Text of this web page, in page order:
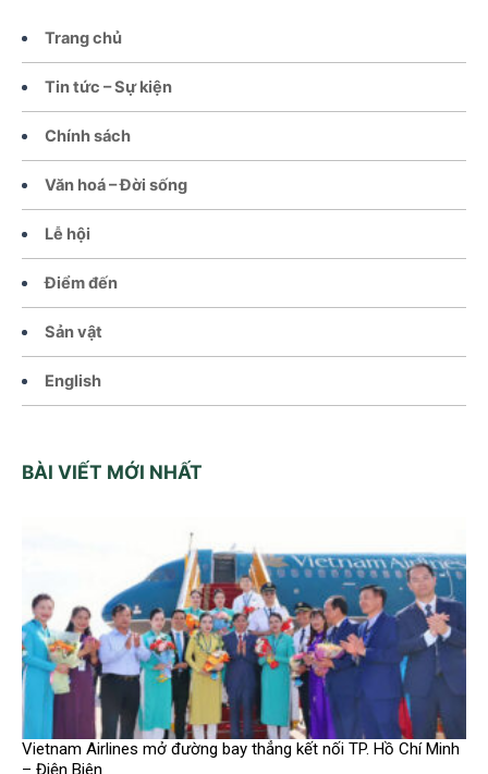
Trang chủ
Tin tức – Sự kiện
Chính sách
Văn hoá – Đời sống
Lễ hội
Điểm đến
Sản vật
English
BÀI VIẾT MỚI NHẤT
Vietnam Airlines mở đường bay thẳng kết nối TP. Hồ Chí Minh
– Điện Biên